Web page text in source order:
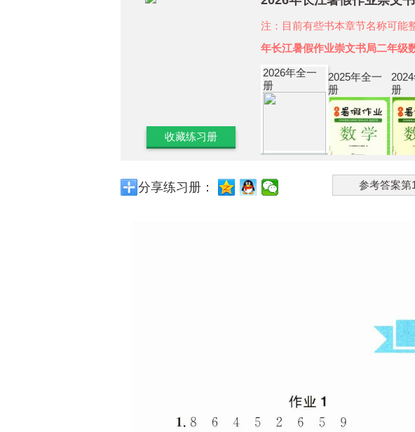
收藏练习册
注：目前有些书本章节名称可能
年长江暑假作业崇文书局二年级
2026年全一
册
2025年全一
册
册
分享练习册： 参考答案第